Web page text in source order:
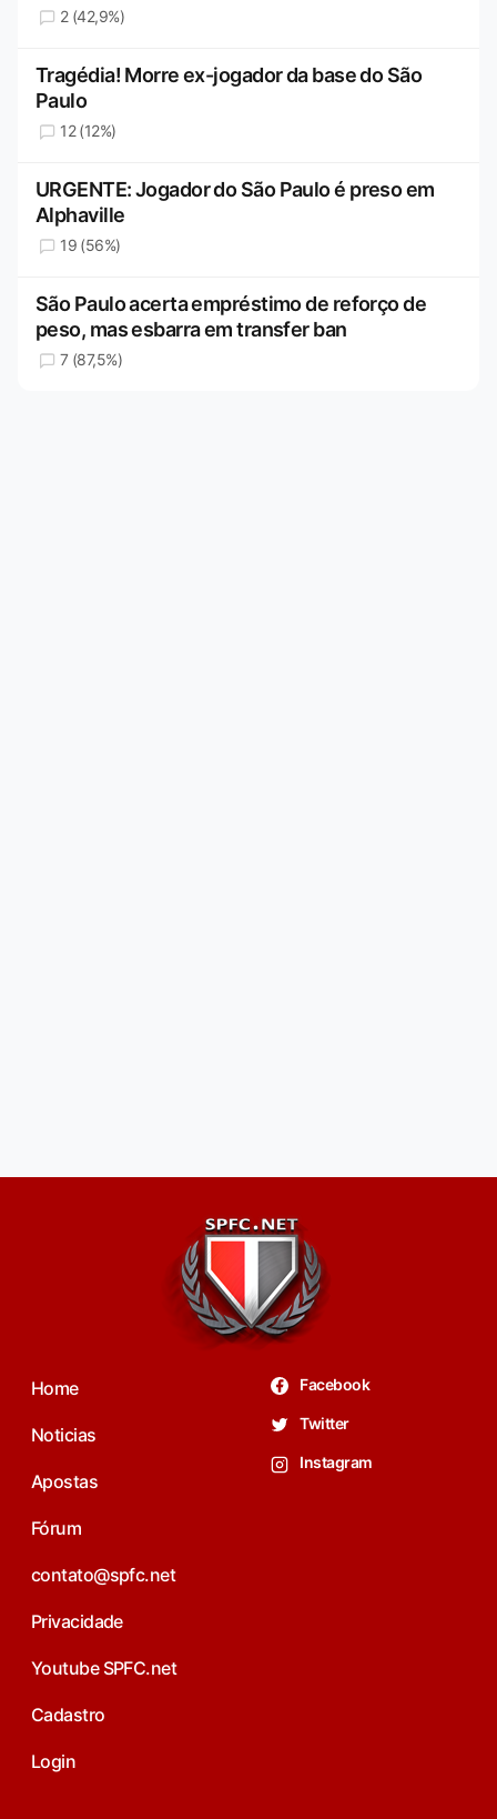
2 (42,9%)
Tragédia! Morre ex-jogador da base do São
Paulo
12 (12%)
URGENTE: Jogador do São Paulo é preso em
Alphaville
19 (56%)
São Paulo acerta empréstimo de reforço de
peso, mas esbarra em transfer ban
7 (87,5%)
Home
Noticias
Apostas
Fórum
contato@spfc.net
Privacidade
Youtube SPFC.net
Cadastro
Login
Facebook
Twitter
Instagram